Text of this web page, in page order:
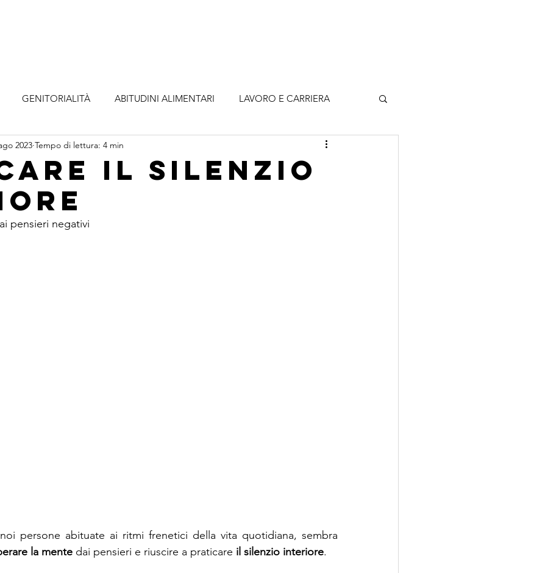
GENITORIALITÀ ABITUDINI ALIMENTARI LAVORO E CARRIERA
il silenzio
2023 Tempo di lettura: 4 min
pensieri negativi
persone abituate ai ritmi frenetici della vita quotidiana, sembra
la mente dai pensieri e riuscire a praticare il silenzio interiore.